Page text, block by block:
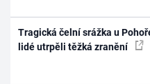
Tragická čelní srážka u
lidé utrpěli těžká zranění